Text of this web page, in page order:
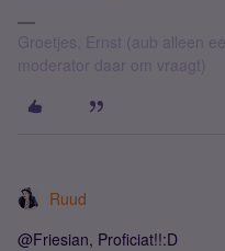
Groetjes, Ernst (aub alleen
moderator daar om vraagt)
Ruud
@Friesian, Proficiat!!:D